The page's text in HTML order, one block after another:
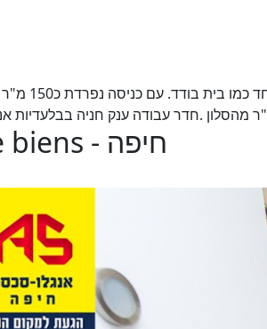
Plus de biens - חיפה